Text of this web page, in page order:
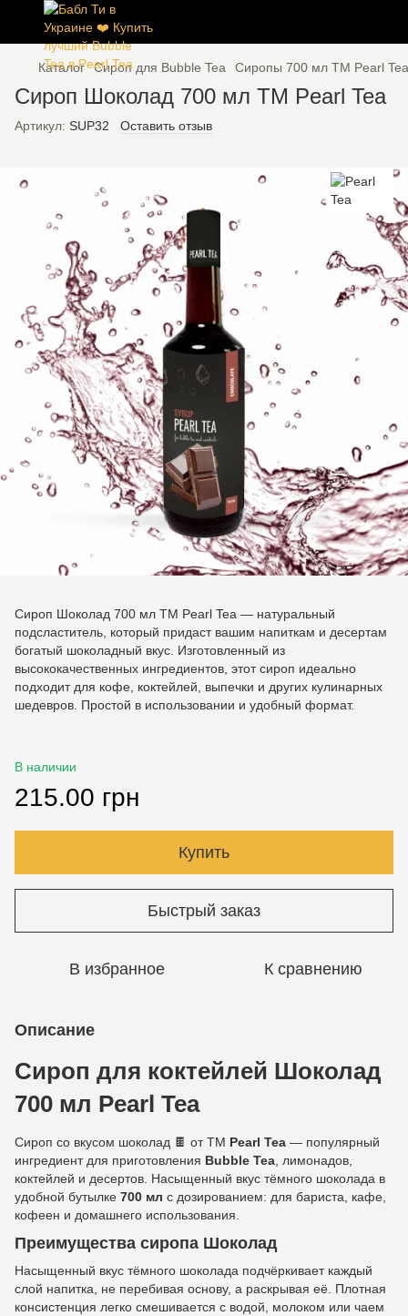
Каталог Сироп для Bubble Tea Сиропы 700 мл ТМ Pearl Tea
Сироп Шоколад 700 мл ТМ Pearl Tea
Артикул: SUP32 Оставить отзыв
Сироп Шоколад 700 мл ТМ Pearl Tea — натуральный
подсластитель, который придаст вашим напиткам и десертам
богатый шоколадный вкус. Изготовленный из
высококачественных ингредиентов, этот сироп идеально
подходит для кофе, коктейлей, выпечки и других кулинарных
шедевров. Простой в использовании и удобный формат.
В наличии
215.00 грн
Купить
Быстрый заказ
В избранное К сравнению
Описание
Сироп для коктейлей Шоколад
700 мл Pearl Tea
Сироп со вкусом шоколад 🍫 от ТМ Pearl Tea — популярный
ингредиент для приготовления Bubble Tea , лимонадов,
коктейлей и десертов. Насыщенный вкус тёмного шоколада в
удобной бутылке 700 мл с дозированием: для бариста, кафе,
кофеен и домашнего использования.
Преимущества сиропа Шоколад
Насыщенный вкус тёмного шоколада подчёркивает каждый
слой напитка, не перебивая основу, а раскрывая её. Плотная
консистенция легко смешивается с водой, молоком или чаем